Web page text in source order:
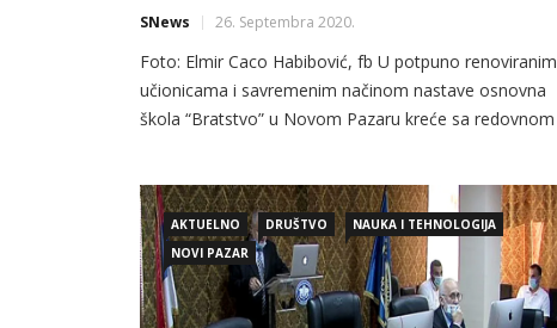
SNews 26. Septembra 2020.
Foto: Elmir Caco Habibović, fb U potpuno renoviranim
učionicama i savremenim načinom nastave osnovna
škola “Bratstvo” u Novom Pazaru kreće sa redovnom
građevinski radovi, od ponedjeljka će
AKTUELNO DRUŠTVO
NAUKA I TEHNOLOGIJA
NOVI PAZAR